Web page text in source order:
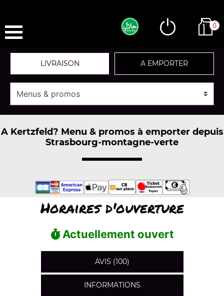
0
LIVRAISON A EMPORTER
A Kertzfeld? Menu & promos à emporter depuis
Strasbourg-montagne-verte
Horaires d'ouverture
Actuellement ouvert
AVIS (100)
INFORMATIONS